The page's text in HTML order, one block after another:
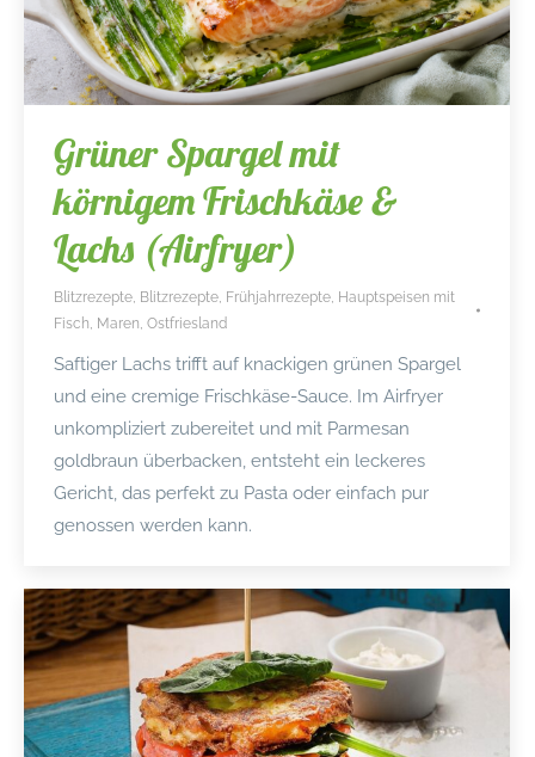
Grüner Spargel mit
körnigem Frischkäse &
Lachs (Airfryer)
Blitzrezepte Blitzrezepte Frühjahrrezepte Hauptspeisen mit
Fisch Maren Ostfriesland
Saftiger Lachs trifft auf knackigen grünen Spargel
und eine cremige Frischkäse-Sauce. Im Airfryer
unkompliziert zubereitet und mit Parmesan
goldbraun überbacken, entsteht ein leckeres
Gericht, das perfekt zu Pasta oder einfach pur
genossen werden kann.